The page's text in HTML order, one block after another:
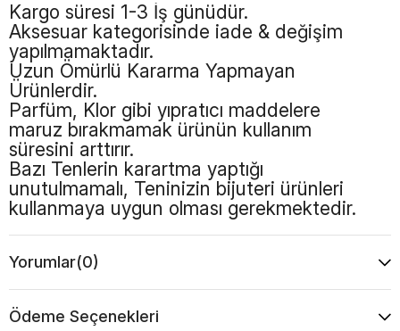
Kargo süresi 1-3 İş günüdür.
Aksesuar kategorisinde iade & değişim
yapılmamaktadır.
Uzun Ömürlü Kararma Yapmayan
Ürünlerdir.
Parfüm, Klor gibi yıpratıcı maddelere
maruz bırakmamak ürünün kullanım
süresini arttırır.
Bazı Tenlerin karartma yaptığı
unutulmamalı, Teninizin bijuteri ürünleri
kullanmaya uygun olması gerekmektedir.
Yorumlar(0)
Ödeme Seçenekleri